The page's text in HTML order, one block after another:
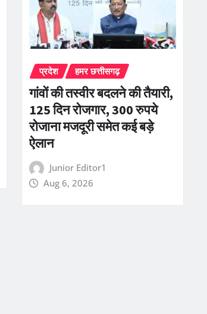
प्रदेश हमर छत्तीसगढ़
गांवों की तस्वीर बदलने की तैयारी,
125 दिन रोजगार, 300 रुपये
रोजाना मजदूरी समेत कई बड़े
ऐलान
Junior Editor1
Aug 6, 2026